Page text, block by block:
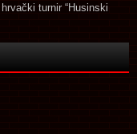
turnir “Husinski